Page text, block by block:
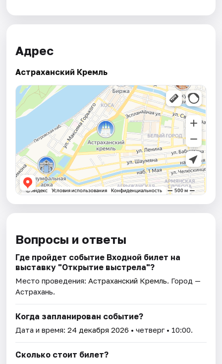
Адрес
Астраханский Кремль
Вопросы и ответы
Где пройдет событие Входной билет на
выставку "Открытие выстрела"?
Место проведения:Астраханский Кремль. Город —
Астрахань.
Когда запланирован событие?
Дата и время:24 декабря 2026 • четверг • 10:00.
Сколько стоит билет?